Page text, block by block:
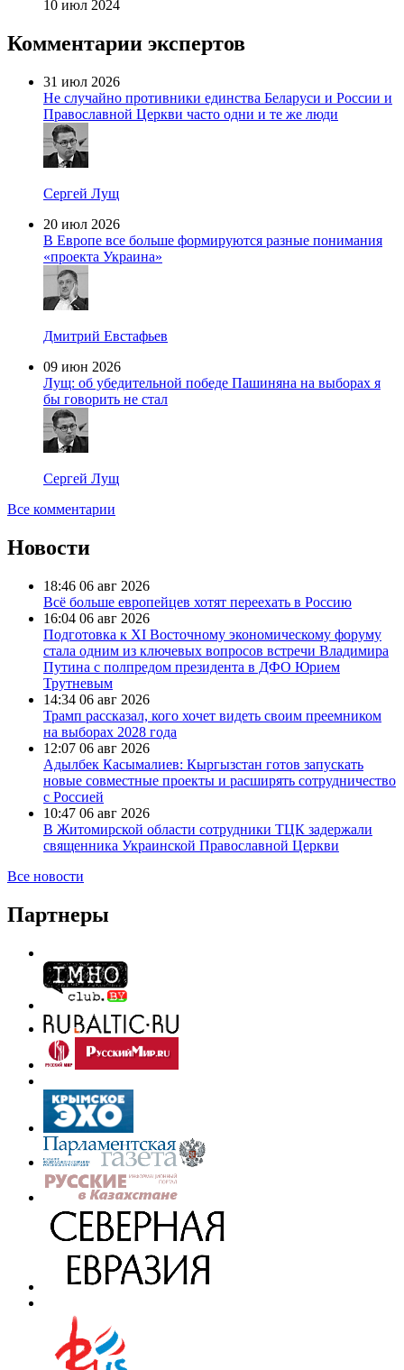
10 июл 2024
Комментарии экспертов
31 июл 2026
Не случайно противники единства Беларуси и России и
Православной Церкви часто одни и те же люди
Сергей Лущ
20 июл 2026
В Европе все больше формируются разные понимания
«проекта Украина»
Дмитрий Евстафьев
09 июн 2026
Лущ: об убедительной победе Пашиняна на выборах я
бы говорить не стал
Сергей Лущ
Все комментарии
Новости
18:46 06 авг 2026
Всё больше европейцев хотят переехать в Россию
16:04 06 авг 2026
Подготовка к XI Восточному экономическому форуму
стала одним из ключевых вопросов встречи Владимира
Путина с полпредом президента в ДФО Юрием
Трутневым
14:34 06 авг 2026
Трамп рассказал, кого хочет видеть своим преемником
на выборах 2028 года
12:07 06 авг 2026
Адылбек Касымалиев: Кыргызстан готов запускать
новые совместные проекты и расширять сотрудничество
с Россией
10:47 06 авг 2026
В Житомирской области сотрудники ТЦК задержали
священника Украинской Православной Церкви
Все новости
Партнеры